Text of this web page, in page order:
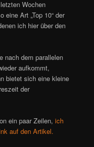
Wochen
eine Art „Top 10“ der
ich hier über den
nach dem parallelen
aufkommt,
bietet sich eine kleine
der
ein paar Zeilen,ich
auf den Artikel.